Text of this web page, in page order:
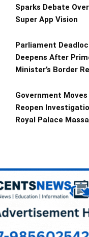
Sparks Debate Over
Super App Vision
Parliament
Deepens After
Minister’s Border
Government
Reopen
Royal Palace